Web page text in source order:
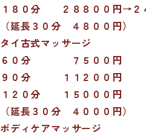
１８０分 ２８８００円→２
（延長３０分 ４８００円）
タイ古式マッサージ
６０分 ７５００円
９０分 １１２００円
１２０分 １５０００円
（延長３０分 ４０００円）
ボディケアマッサージ